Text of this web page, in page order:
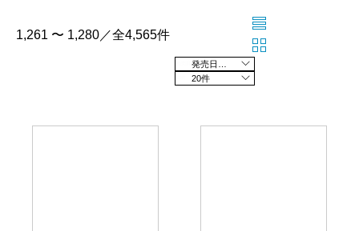
1,261 〜 1,280／全4,565件
20件